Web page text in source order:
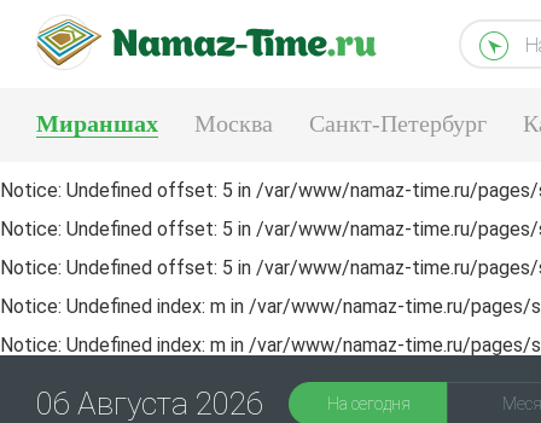
Мираншах Москва Санкт-Петербург
Тюмень Екатеринбург
Notice: Undefined offset: 5 in /var/www/namaz-time.ru/
Notice: Undefined offset: 5 in /var/www/namaz-time.ru/
Notice: Undefined offset: 5 in /var/www/namaz-time.ru/
Notice: Undefined index: m in /var/www/namaz-time.ru/pages/
Notice: Undefined index: m in /var/www/namaz-time.ru/pages/
06 Августа 2026 На сегодня